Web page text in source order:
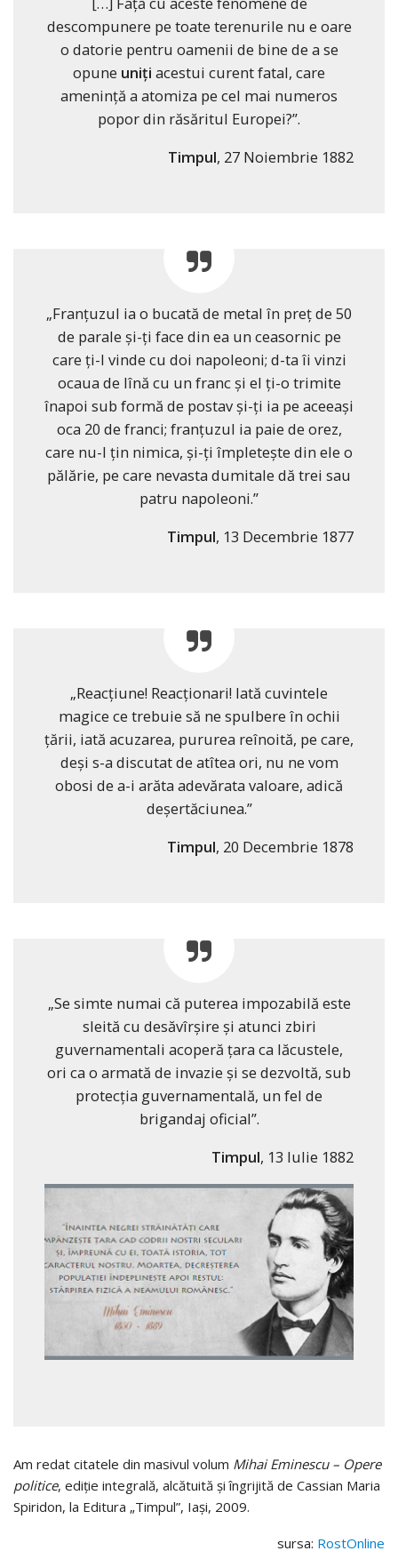
descompunere pe toate terenurile nu e oare
o datorie pentru oamenii de bine de a se
opune uniţi acestui curent fatal, care
ameninţă a atomiza pe cel mai numeros
popor din răsăritul Europei?”.
Timpul, 27 Noiembrie 1882
„Franţuzul ia o bucată de metal în preţ de 50
de parale şi-ţi face din ea un ceasornic pe
care ţi-l vinde cu doi napoleoni; d-ta îi vinzi
ocaua de lînă cu un franc şi el ţi-o trimite
înapoi sub formă de postav şi-ţi ia pe aceeaşi
oca 20 de franci; franţuzul ia paie de orez,
care nu-l ţin nimica, şi-ţi împleteşte din ele o
pălărie, pe care nevasta dumitale dă trei sau
patru napoleoni.”
Timpul, 13 Decembrie 1877
„Reacţiune! Reacţionari! Iată cuvintele
magice ce trebuie să ne spulbere în ochii
ţării, iată acuzarea, pururea reînoită, pe care,
deşi s-a discutat de atîtea ori, nu ne vom
obosi de a-i arăta adevărata valoare, adică
deşertăciunea.”
Timpul, 20 Decembrie 1878
„Se simte numai că puterea impozabilă este
sleită cu desăvîrşire şi atunci zbiri
guvernamentali acoperă ţara ca lăcustele,
ori ca o armată de invazie şi se dezvoltă, sub
protecţia guvernamentală, un fel de
brigandaj oficial”.
Timpul, 13 Iulie 1882
Am redat citatele din masivul volum Mihai Eminescu – Opere
politice, ediţie integrală, alcătuită şi îngrijită de Cassian Maria
Spiridon, la Editura „Timpul”, Iaşi, 2009.
sursa: RostOnline